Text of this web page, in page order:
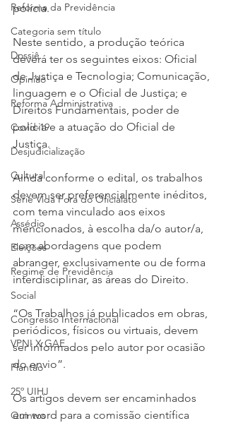
Reforma da Previdência
Categoria sem título
Dossiê
Opinião
Reforma Administrativa
Covid-19
Desjudicialização
Cultural
Serie Vida Fora do Oficialato
Assédio
Eleições
Regime de Previdência
Social
Congresso Internacional
VPNI X GAE
Plantão
25º UIHJ
Quintos
polícia.
Neste sentido, a produção teórica
deverá ter os seguintes eixos: Oficial
de Justiça e Tecnologia; Comunicação,
linguagem e o Oficial de Justiça; e
Direitos Fundamentais, poder de
polícia e a atuação do Oficial de
Justiça.
Ainda conforme o edital, os trabalhos
devem ser preferencialmente inéditos,
com tema vinculado aos eixos
mencionados, à escolha da/o autor/a,
com abordagens que podem
abranger, exclusivamente ou de forma
interdisciplinar, as áreas do Direito.
“Os Trabalhos já publicados em obras,
periódicos, físicos ou virtuais, devem
ser informados pelo autor por ocasião
do envio”.
Os artigos devem ser encaminhados
em word para a comissão científica